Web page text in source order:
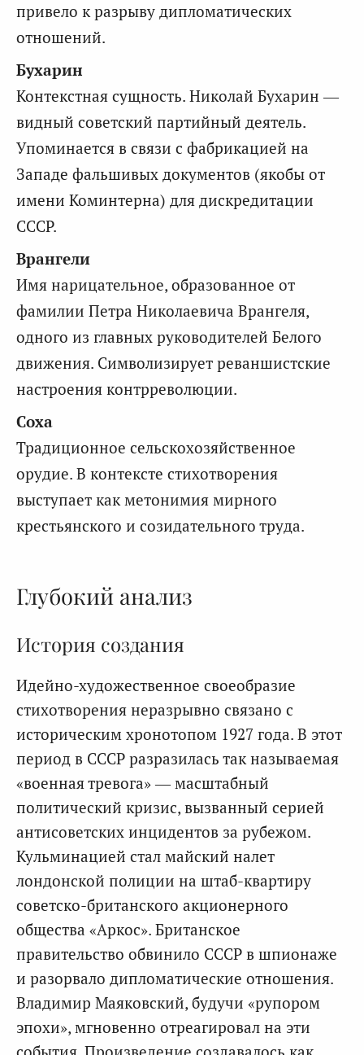
привело к разрыву дипломатических
отношений.
Бухарин
Контекстная сущность. Николай Бухарин —
видный советский партийный деятель.
Упоминается в связи с фабрикацией на
Западе фальшивых документов (якобы от
имени Коминтерна) для дискредитации
СССР.
Врангели
Имя нарицательное, образованное от
фамилии Петра Николаевича Врангеля,
одного из главных руководителей Белого
движения. Символизирует реваншистские
настроения контрреволюции.
Соха
Традиционное сельскохозяйственное
орудие. В контексте стихотворения
выступает как метонимия мирного
крестьянского и созидательного труда.
Глубокий анализ
История создания
Идейно-художественное своеобразие
стихотворения неразрывно связано с
историческим хронотопом 1927 года. В этот
период в СССР разразилась так называемая
«военная тревога» — масштабный
политический кризис, вызванный серией
антисоветских инцидентов за рубежом.
Кульминацией стал майский налет
лондонской полиции на штаб-квартиру
советско-британского акционерного
общества «Аркос». Британское
правительство обвинило СССР в шпионаже
и разорвало дипломатические отношения.
Владимир Маяковский, будучи «рупором
эпохи», мгновенно отреагировал на эти